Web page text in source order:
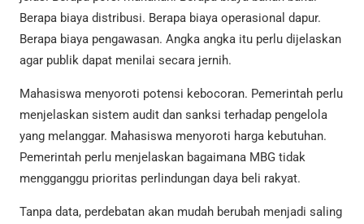
Berapa biaya distribusi. Berapa biaya operasional dapur.
Berapa biaya pengawasan. Angka angka itu perlu dijelaskan
agar publik dapat menilai secara jernih.
Mahasiswa menyoroti potensi kebocoran. Pemerintah perlu
menjelaskan sistem audit dan sanksi terhadap pengelola
yang melanggar. Mahasiswa menyoroti harga kebutuhan.
Pemerintah perlu menjelaskan bagaimana MBG tidak
mengganggu prioritas perlindungan daya beli rakyat.
Tanpa data, perdebatan akan mudah berubah menjadi saling